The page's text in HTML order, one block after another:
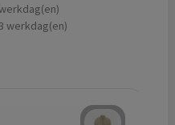
werkdag(en)